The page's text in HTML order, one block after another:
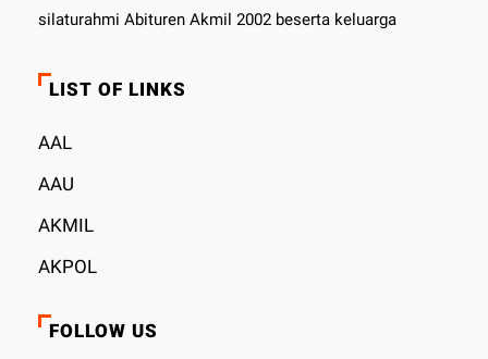
silaturahmi Abituren Akmil 2002 beserta keluarga
LIST OF LINKS
AAL
AAU
AKMIL
AKPOL
FOLLOW US